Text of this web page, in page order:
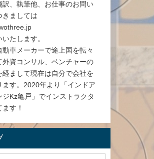
訳、執筆他、お仕事のお問い
きましては
いたします。
動車メーカーで途上国を転々
外資コンサル、ベンチャーの
経まして現在は自分で会社を
ます。2020年より「インドア
ジKz亀戸」でインストラクタ
す！